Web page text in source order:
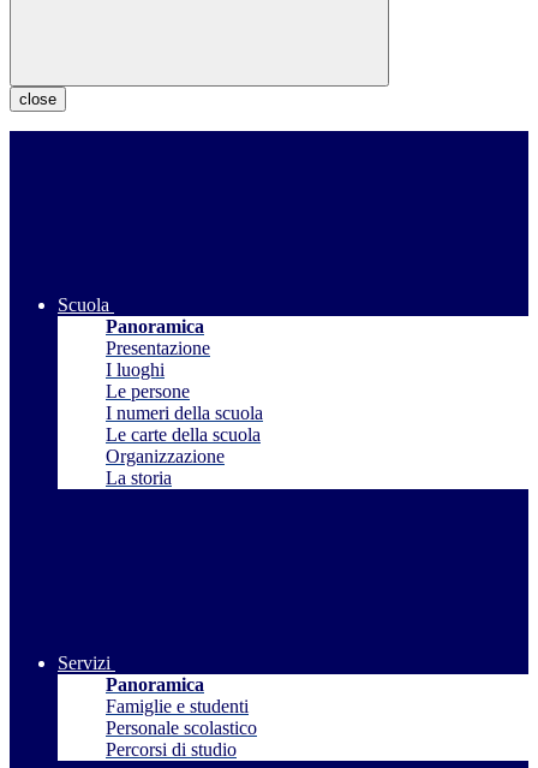
close
Scuola
Panoramica
Presentazione
I luoghi
Le persone
I numeri della scuola
Le carte della scuola
Organizzazione
La storia
Servizi
Panoramica
Famiglie e studenti
Personale scolastico
Percorsi di studio